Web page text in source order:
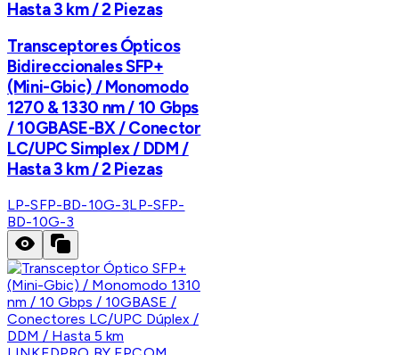
Hasta 3 km / 2 Piezas
Transceptores Ópticos
Bidireccionales SFP+
(Mini-Gbic) / Monomodo
1270 & 1330 nm / 10 Gbps
/ 10GBASE-BX / Conector
LC/UPC Simplex / DDM /
Hasta 3 km / 2 Piezas
LP-SFP-BD-10G-3LP-SFP-
BD-10G-3